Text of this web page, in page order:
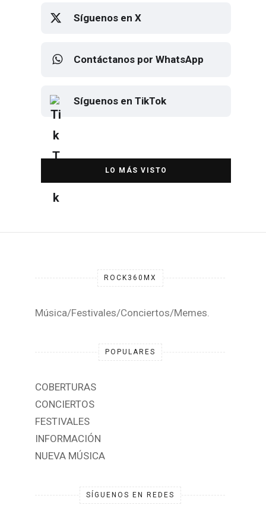
Síguenos en Instagram
Síguenos en X
Contáctanos por WhatsApp
DESTACADA
Elton John regresa a CDMX para
despedirse en el Estadio Banorte
ROCK360MX
Música/Festivales/Conciertos/Memes.
COBERTURAS
CONCIERTOS
FESTIVALES
NUEVA MÚSICA